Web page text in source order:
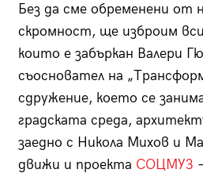
Без да сме обременени от
скромност, ще изброим
които е забъркан Валери
съосновател на
сдружение, което се
градската среда,
заедно с Никола Михов и
движи и проекта СОЦМУЗ